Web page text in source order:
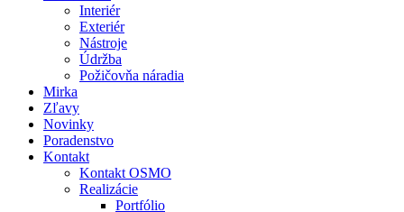
Interiér
Exteriér
Nástroje
Údržba
Požičovňa náradia
Mirka
Zľavy
Novinky
Poradenstvo
Kontakt
Kontakt OSMO
Realizácie
Portfólio